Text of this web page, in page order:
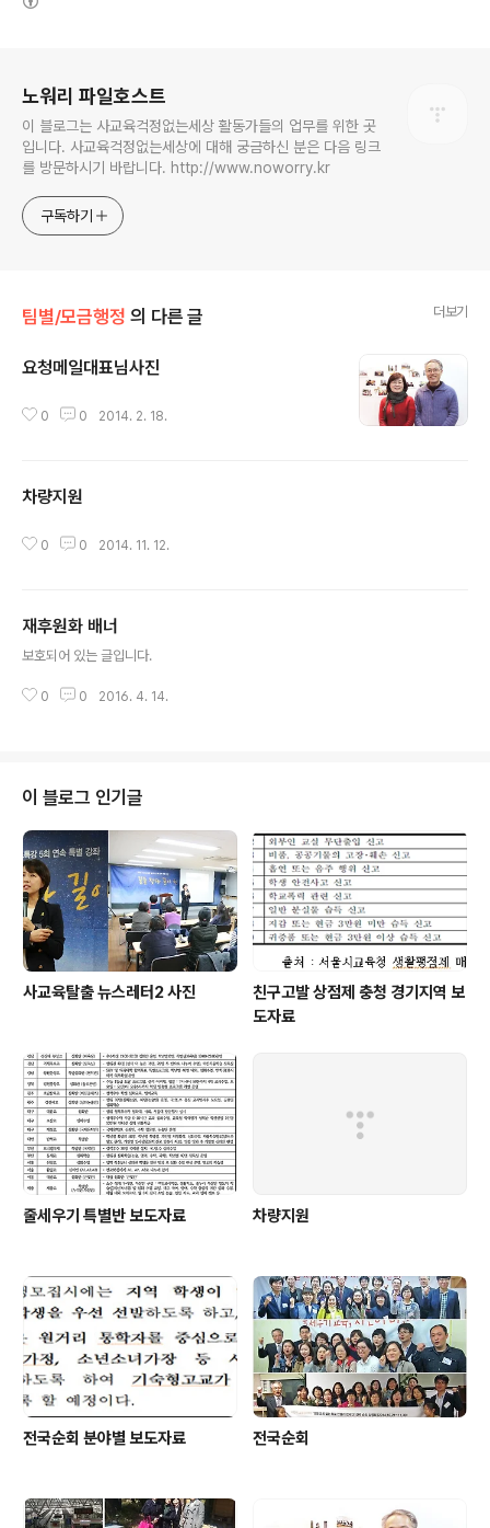
노워리 파일호스트
이 블로그는 사교육걱정없는세상 활동가들의 업무를 위한 곳
입니다. 사교육걱정없는세상에 대해 궁금하신 분은 다음 링크
를 방문하시기 바랍니다. http://www.noworry.kr
구독하기
팀별/모금행정 의 다른 글 더보기
요청메일대표님사진
0 0 2014. 2. 18.
차량지원
0 0 2014. 11. 12.
재후원화 배너
보호되어 있는 글입니다.
0 0 2016. 4. 14.
이 블로그 인기글
사교육탈출 뉴스레터2 사진
친구고발 상점제 충청 경기지역 보
도자료
줄세우기 특별반 보도자료 차량지원
전국순회 분야별 보도자료 전국순회